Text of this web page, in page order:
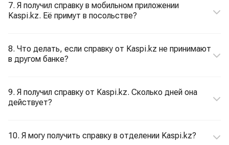
7. Я получил справку в мобильном приложении
Kaspi.kz. Её примут в посольстве?
8. Что делать, если справку от Kaspi.kz не принимают
в другом банке?
9. Я получил справку от Kaspi.kz. Сколько дней она
действует?
10. Я могу получить справку в отделении Kaspi.kz?